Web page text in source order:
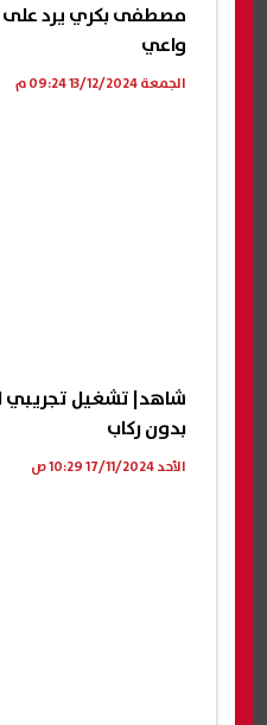
مصطفى بكري يرد على
واعي
الجمعة 13/12/2024 09:24 م
شاهد| تشغيل تجريبي
بدون ركاب
الأحد 17/11/2024 10:29 ص